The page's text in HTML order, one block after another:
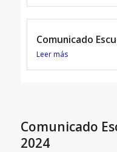
Comunicado
Leer más
Comunicado
2024